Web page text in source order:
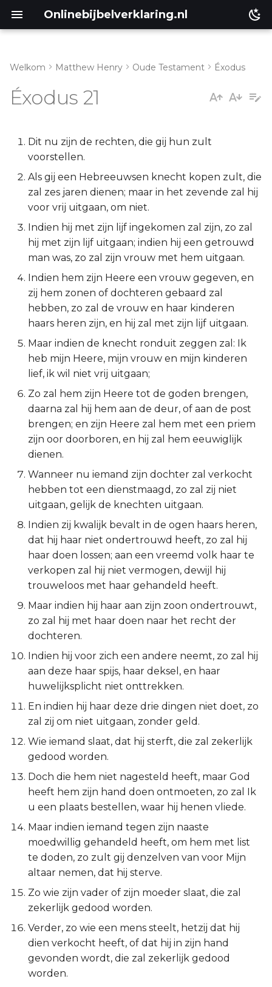
Onlinebijbelverklaring.nl
Exodus 21:12-21
Exodus 21:22-36
Lukas
Johannes
Handelingen
Romeinen
1 Korinthe
2 Korinthe
Galaten
Éfeze
Filipenzen
Kolossenzen
1 Thessalonicenzen
2 Thessalonicenzen
1 Timótheüs
2 Timótheüs
Titus
Filémon
Hebreeën
1 Petrus
2 Petrus
1 Johannes
3 Johannes
Judas
Openbaring
Welkom Matthew Henry Oude Testament Éxodus
Éxodus 21
Dit nu zijn de rechten, die gij hun zult
voorstellen.
Als gij een Hebreeuwsen knecht kopen zult, die
zal zes jaren dienen; maar in het zevende zal hij
voor vrij uitgaan, om niet.
Indien hij met zijn lijf ingekomen zal zijn, zo zal
hij met zijn lijf uitgaan; indien hij een getrouwd
man was, zo zal zijn vrouw met hem uitgaan.
Indien hem zijn Heere een vrouw gegeven, en
zij hem zonen of dochteren gebaard zal
hebben, zo zal de vrouw en haar kinderen
haars heren zijn, en hij zal met zijn lijf uitgaan.
Maar indien de knecht ronduit zeggen zal: Ik
heb mijn Heere, mijn vrouw en mijn kinderen
lief, ik wil niet vrij uitgaan;
Zo zal hem zijn Heere tot de goden brengen,
daarna zal hij hem aan de deur, of aan de post
brengen; en zijn Heere zal hem met een priem
zijn oor doorboren, en hij zal hem eeuwiglijk
dienen.
Wanneer nu iemand zijn dochter zal verkocht
hebben tot een dienstmaagd, zo zal zij niet
uitgaan, gelijk de knechten uitgaan.
Indien zij kwalijk bevalt in de ogen haars heren,
dat hij haar niet ondertrouwd heeft, zo zal hij
haar doen lossen; aan een vreemd volk haar te
verkopen zal hij niet vermogen, dewijl hij
trouweloos met haar gehandeld heeft.
Maar indien hij haar aan zijn zoon ondertrouwt,
zo zal hij met haar doen naar het recht der
dochteren.
Indien hij voor zich een andere neemt, zo zal hij
aan deze haar spijs, haar deksel, en haar
huwelijksplicht niet onttrekken.
En indien hij haar deze drie dingen niet doet, zo
zal zij om niet uitgaan, zonder geld.
Wie iemand slaat, dat hij sterft, die zal zekerlijk
gedood worden.
Doch die hem niet nagesteld heeft, maar God
heeft hem zijn hand doen ontmoeten, zo zal Ik
u een plaats bestellen, waar hij henen vliede.
Maar indien iemand tegen zijn naaste
moedwillig gehandeld heeft, om hem met list
te doden, zo zult gij denzelven van voor Mijn
altaar nemen, dat hij sterve.
Zo wie zijn vader of zijn moeder slaat, die zal
zekerlijk gedood worden.
Verder, zo wie een mens steelt, hetzij dat hij
dien verkocht heeft, of dat hij in zijn hand
gevonden wordt, die zal zekerlijk gedood
worden.